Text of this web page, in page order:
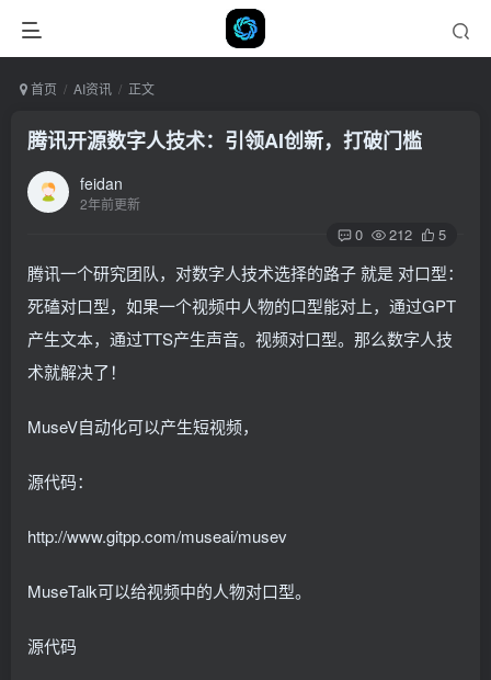
首页 AI资讯 正文
腾讯开源数字人技术：引领AI创新，打破门槛
feidan
2年前更新
0 212 5
腾讯一个研究团队，对数字人技术选择的路子 就是 对口型：
死磕对口型，如果一个视频中人物的口型能对上，通过GPT
产生文本，通过TTS产生声音。视频对口型。那么数字人技
术就解决了！
MuseV自动化可以产生短视频，
源代码：
http://www.gitpp.com/museai/musev
MuseTalk可以给视频中的人物对口型。
源代码